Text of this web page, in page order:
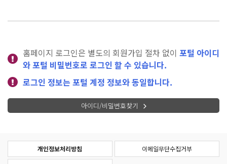
홈페이지 로그인은 별도의 회원가입 절차 없이 포털 아이디
와 포털 비밀번호로 로그인 할 수 있습니다.
로그인 정보는 포털 계정 정보와 동일합니다.
아이디/비밀번호찾기
개인정보처리방침 이메일무단수집거부